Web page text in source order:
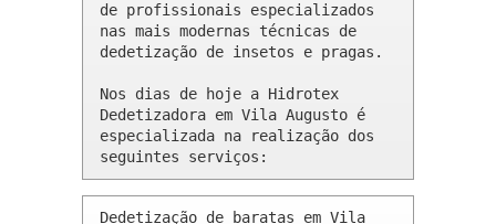
de profissionais especializados
nas mais modernas técnicas de
dedetização de insetos e pragas.
Nos dias de hoje a Hidrotex
Dedetizadora em Vila Augusto é
especializada na realização dos
seguintes serviços:
Dedetização de baratas em Vila